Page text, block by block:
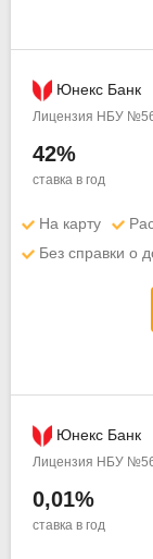
Юнекс Банк
Лицензия НБУ
42%
ставка в год
На карту
Без справки о
Юнекс Банк
Лицензия НБУ
0,01%
ставка в год